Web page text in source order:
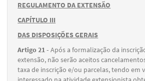
REGULAMENTO DA EXTENSÃO
CAPÍTULO III
DAS DISPOSIÇÕES GERAIS
Artigo 21 -Após a formalização da
extensão, não serão aceitos
taxa de inscrição e/ou parcelas, tendo em